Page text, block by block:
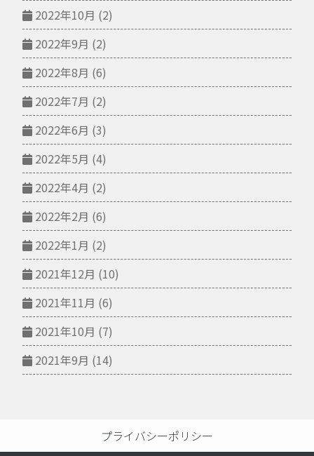
2022年10月 (2)
2022年9月 (2)
2022年8月 (6)
2022年7月 (2)
2022年6月 (3)
2022年5月 (4)
2022年4月 (2)
2022年2月 (6)
2022年1月 (2)
2021年12月 (10)
2021年11月 (6)
2021年10月 (7)
2021年9月 (14)
プライバシーポリシー